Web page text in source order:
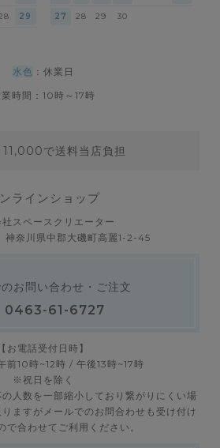
29 27 28 29 30
水色 ：休業日
時間：10時～17時
11,000で送料当店負担
ラインショップ
スペースクリエーター
奈川県中郡大磯町高麗1-2-45
お問い合わせ・ご注文
0463-61-6727
【お電話受付日時】
前10時~12時 / 午後13時~17時
※祝日を除く
人数を一部縮小しており繋がりにくい場
ますがメールでのお問合わせも受け付け
で合わせてご利用ください。